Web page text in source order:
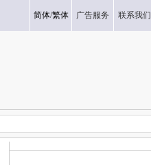
简体/繁体 广告服务 联系我们